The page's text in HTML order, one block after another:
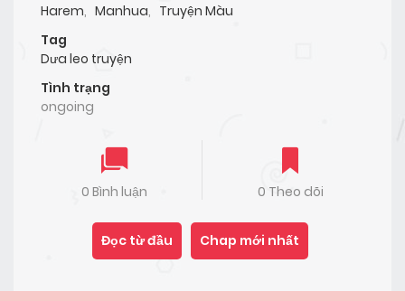
Harem, Manhua, Truyện Màu
Tag
Dưa leo truyện
Tình trạng
ongoing
0 Bình luận 0 Theo dõi
Đọc từ đầu Chap mới nhất